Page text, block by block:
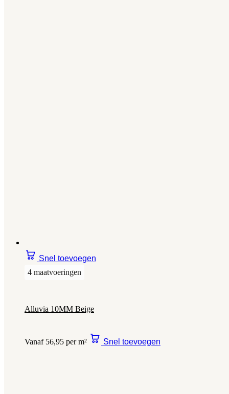
Snel toevoegen
4 maatvoeringen
Alluvia 10MM Beige
Vanaf 56,95 per m² Snel toevoegen